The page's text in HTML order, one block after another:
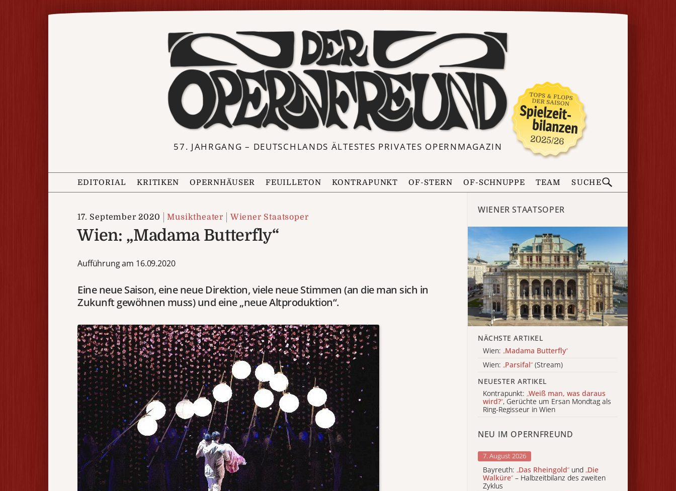
57. JAHRGANG – DEUTSCHLANDS ÄLTESTES PRIVATES OPERNMAGAZIN
EDITORIAL KRITIKEN OPERNHÄUSER FEUILLETON KONTRAPUNKT OF-STERN OF-SCHNUPPE TEAM SUCHE
17. September 2020 Musiktheater Wiener Staatsoper
Wien: „Madama Butterfly“
Aufführung am 16.09.2020
Eine neue Saison, eine neue Direktion, viele neue Stimmen (an die man sich in
Zukunft gewöhnen muss) und eine „neue Altproduktion“.
WIENER STAATSOPER
NÄCHSTE ARTIKEL
Wien: „Madama Butterfly“
Wien: „Parsifal“ (Stream)
NEUESTER ARTIKEL
Kontrapunkt: „Weiß man, was daraus
wird?“, Gerüchte um Ersan Mondtag als
Ring-Regisseur in Wien
NEU IM OPERNFREUND
7. August 2026
Bayreuth: „Das Rheingold“ und „Die
Walküre“ – Halbzeitbilanz des zweiten
Zyklus